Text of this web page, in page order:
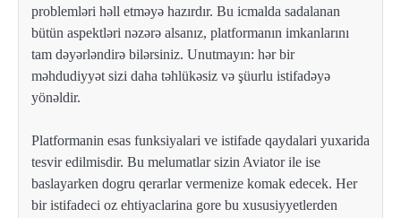
problemləri həll etməyə hazırdır. Bu icmalda sadalanan
bütün aspektləri nəzərə alsanız, platformanın imkanlarını
tam dəyərləndirə bilərsiniz. Unutmayın: hər bir
məhdudiyyət sizi daha təhlükəsiz və şüurlu istifadəyə
yönəldir.
Platformanin esas funksiyalari ve istifade qaydalari yuxarida
tesvir edilmisdir. Bu melumatlar sizin Aviator ile ise
baslayarken dogru qerarlar vermenize komak edecek. Her
bir istifadeci oz ehtiyaclarina gore bu xususiyyetlerden